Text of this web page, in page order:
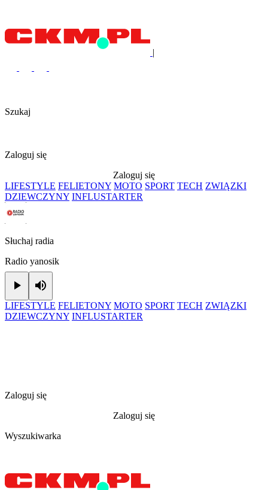
|
Szukaj
Zaloguj się
Zaloguj się
LIFESTYLE FELIETONY MOTO SPORT TECH ZWIĄZKI
DZIEWCZYNY INFLUSTARTER
Słuchaj radia
Radio yanosik
Play
LIFESTYLE FELIETONY MOTO SPORT TECH ZWIĄZKI
DZIEWCZYNY INFLUSTARTER
Zaloguj się
Zaloguj się
Wyszukiwarka